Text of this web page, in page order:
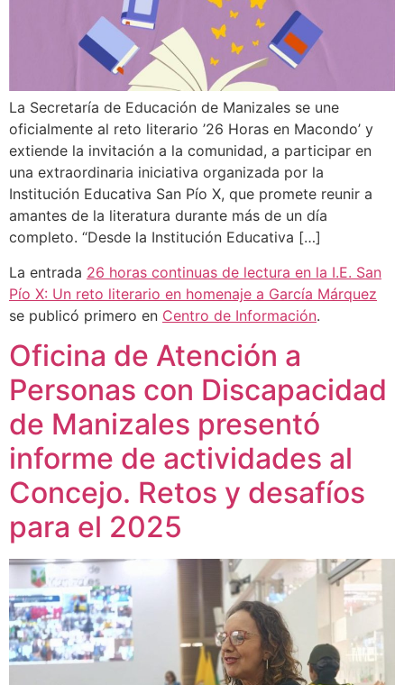
La Secretaría de Educación de Manizales se une
oficialmente al reto literario ’26 Horas en Macondo’ y
extiende la invitación a la comunidad, a participar en
una extraordinaria iniciativa organizada por la
Institución Educativa San Pío X, que promete reunir a
amantes de la literatura durante más de un día
completo. “Desde la Institución Educativa […]
La entrada 26 horas continuas de lectura en la I.E. San
Pío X: Un reto literario en homenaje a García Márquez
se publicó primero en Centro de Información.
Oficina de Atención a
Personas con Discapacidad
de Manizales presentó
informe de actividades al
Concejo. Retos y desafíos
para el 2025